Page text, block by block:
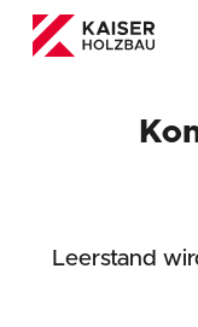
Skip
Leerstand